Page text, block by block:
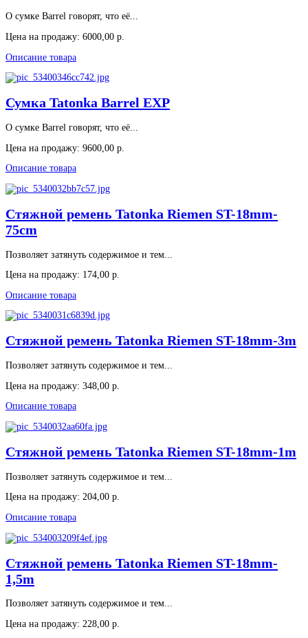
О сумке Barrel говорят, что её...
Цена на продажу: 6000,00 р.
Описание товара
Сумка Tatonka Barrel EXP
О сумке Barrel говорят, что её...
Цена на продажу: 9600,00 р.
Описание товара
Стяжной ремень Tatonka Riemen ST-18mm-
75cm
Позволяет затянуть содержимое и тем...
Цена на продажу: 174,00 р.
Описание товара
Стяжной ремень Tatonka Riemen ST-18mm-3m
Позволяет затянуть содержимое и тем...
Цена на продажу: 348,00 р.
Описание товара
Стяжной ремень Tatonka Riemen ST-18mm-1m
Позволяет затянуть содержимое и тем...
Цена на продажу: 204,00 р.
Описание товара
Стяжной ремень Tatonka Riemen ST-18mm-
1,5m
Позволяет затянуть содержимое и тем...
Цена на продажу: 228,00 р.